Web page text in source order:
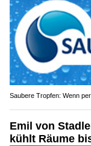
Saubere Tropfen: Wenn
Emil von
kühlt Räume